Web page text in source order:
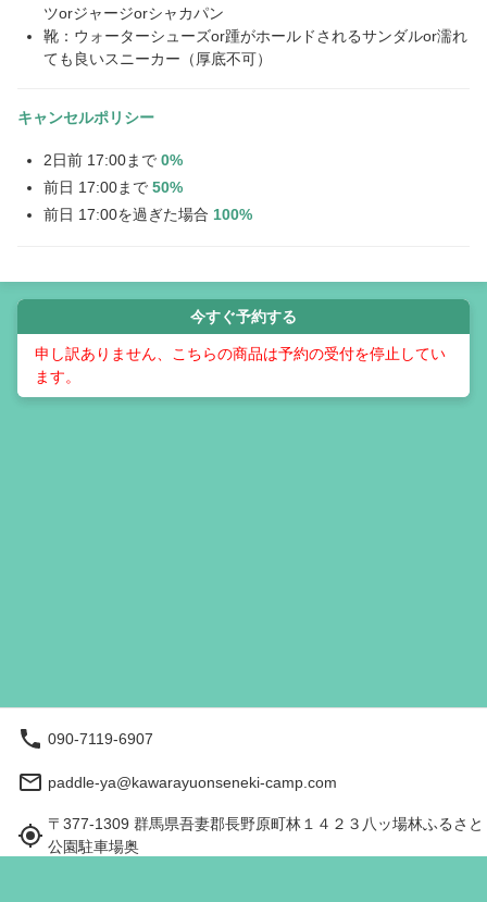
ツorジャージorシャカパン
靴：ウォーターシューズor踵がホールドされるサンダルor濡れ
ても良いスニーカー（厚底不可）
キャンセルポリシー
2日前 17:00まで 0%
前日 17:00まで 50%
前日 17:00を過ぎた場合 100%
今すぐ予約する
申し訳ありません、こちらの商品は予約の受付を停止してい
ます。
090-7119-6907
paddle-ya@kawarayuonseneki-camp.com
〒377-1309 群馬県吾妻郡長野原町林１４２３八ッ場林ふるさと
公園駐車場奥